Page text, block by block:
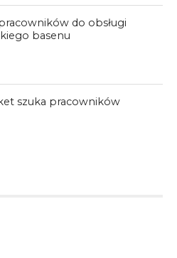
do obsługi
basenu
szuka pracowników